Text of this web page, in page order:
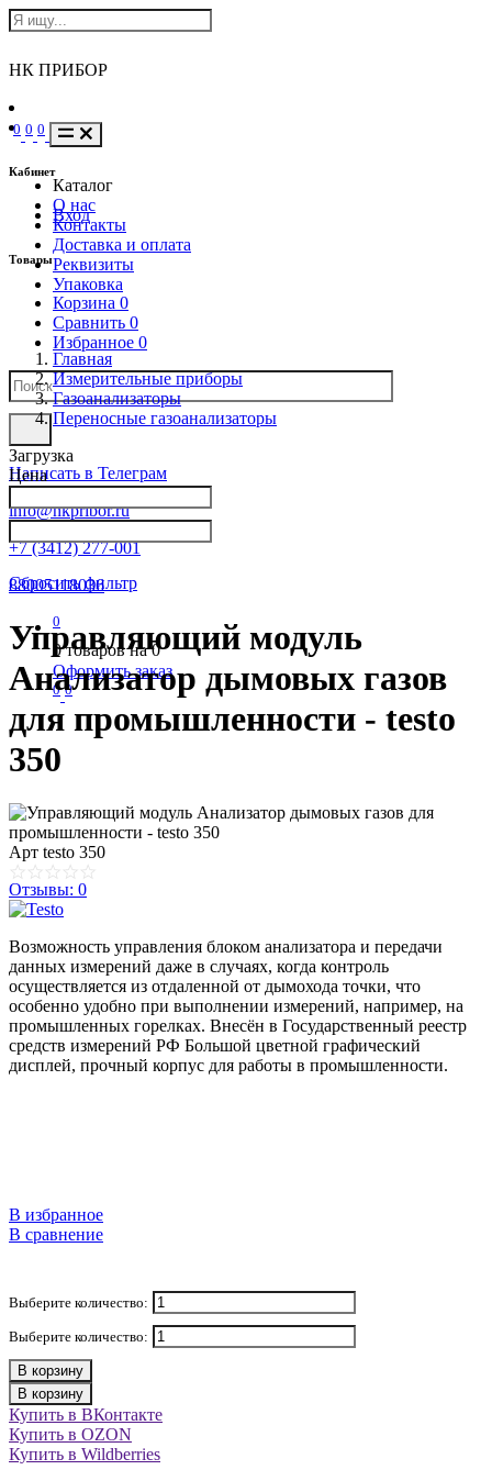
НК ПРИБОР
Кабинет
Вход
Товары
Корзина 0
Сравнить 0
Избранное 0
Написать в Телеграм
info@nkpribor.ru
+7 (3412) 277-001
88005118036
0
0 товаров на0
Оформить заказ
0 0
0 0 0
Каталог
О нас
Контакты
Доставка и оплата
Реквизиты
Упаковка
Главная
Измерительные приборы
Газоанализаторы
Переносные газоанализаторы
Загрузка
Цена
Сбросить фильтр
Управляющий модуль
Анализатор дымовых газов
для промышленности - testo
350
Арт testo 350
Отзывы: 0
Возможность управления блоком анализатора и передачи
данных измерений даже в случаях, когда контроль
осуществляется из отдаленной от дымохода точки, что
особенно удобно при выполнении измерений, например, на
промышленных горелках. Внесён в Государственный реестр
средств измерений РФ Большой цветной графический
дисплей, прочный корпус для работы в промышленности.
В избранное
В сравнение
Выберите количество:
Выберите количество:
В корзину
В корзину
Купить в ВКонтакте
Купить в OZON
Купить в Wildberries